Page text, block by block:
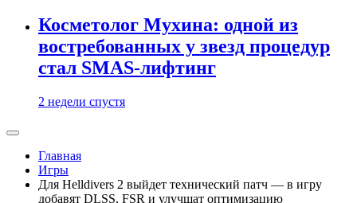
Косметолог Мухина: одной из
востребованных у звезд процедур
стал SMAS-лифтинг
2 недели спустя
Главная
Игры
Для Helldivers 2 выйдет технический патч — в игру
добавят DLSS, FSR и улучшат оптимизацию